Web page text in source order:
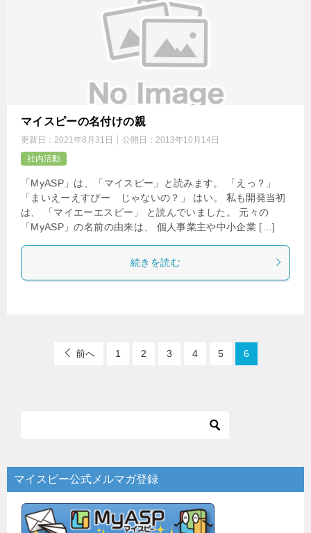
マイスピーの名付けの親
更新日： 2021年8月31日 公開日： 2013年10月14日
社内活動
「MyASP」は、「マイスピー」と読みます。 「えっ？」
「まいえーえすぴー じゃないの？」 はい。 私も開発当初
は、 「マイエーエスピー」 と読んでいました。 元々の
「MyASP」の名前の由来は、 個人事業主や中小企業 […]
続きを読む
前へ 1 2 3 4 5 6
マイスピー公式メルマガ登録